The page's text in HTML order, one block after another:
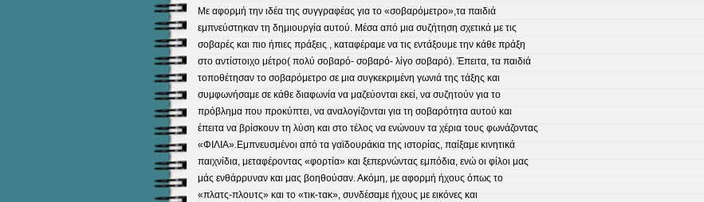
Με αφορμή την ιδέα της συγγραφέας για το «σοβαρόμετρο»,τα παιδιά
εμπνεύστηκαν τη δημιουργία αυτού. Μέσα από μια συζήτηση σχετικά με τις
σοβαρές και πιο ήπιες πράξεις , καταφέραμε να τις εντάξουμε την κάθε πράξη
στο αντίστοιχο μέτρο( πολύ σοβαρό- σοβαρό- λίγο σοβαρό). Έπειτα, τα παιδιά
τοποθέτησαν το σοβαρόμετρο σε μια συγκεκριμένη γωνιά της τάξης και
συμφωνήσαμε σε κάθε διαφωνία να μαζεύονται εκεί, να συζητούν για το
πρόβλημα που προκύπτει, να αναλογίζονται για τη σοβαρότητα αυτού και
έπειτα να βρίσκουν τη λύση και στο τέλος να ενώνουν τα χέρια τους φωνάζοντας
«ΦΙΛΙΑ».Εμπνευσμένοι από τα γαϊδουράκια της ιστορίας, παίξαμε κινητικά
παιχνίδια, μεταφέροντας «φορτία» και ξεπερνώντας εμπόδια, ενώ οι φίλοι μας
μάς ενθάρρυναν και μας βοηθούσαν. Ακόμη, με αφορμή ήχους όπως το
«πλατς-πλουτς» και το «τικ-τακ», συνδέσαμε ήχους με εικόνες και